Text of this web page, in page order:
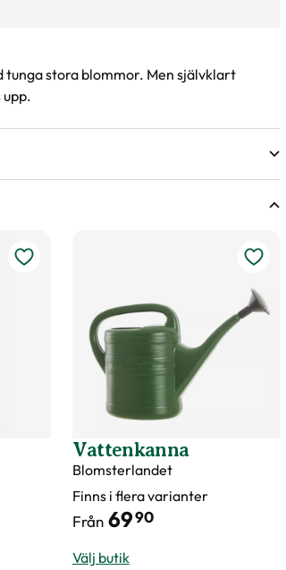
stora blommor. Men självklart
Vattenkanna
Blomsterlandet
Finns i flera varianter
Från 6990
Välj butik